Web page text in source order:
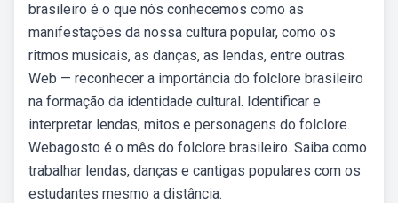
brasileiro é o que nós conhecemos como as
manifestações da nossa cultura popular, como os
ritmos musicais, as danças, as lendas, entre outras.
Web — reconhecer a importância do folclore brasileiro
na formação da identidade cultural. Identificar e
interpretar lendas, mitos e personagens do folclore.
Webagosto é o mês do folclore brasileiro. Saiba como
trabalhar lendas, danças e cantigas populares com os
estudantes mesmo a distância.